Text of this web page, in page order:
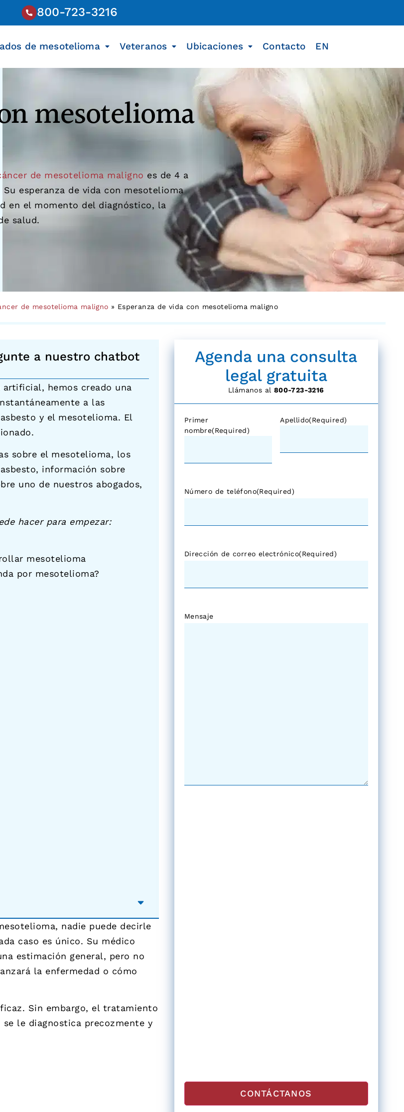
800-723-3216
de mesotelioma Veteranos Ubicaciones Contacto EN
mesotelioma
de mesotelioma maligno es de 4 a
esperanza de vida con mesotelioma
en el momento del diagnóstico, la
salud.
de mesotelioma maligno » Esperanza de vida con mesotelioma maligno
a nuestro chatbot
hemos creado una
a las
y el mesotelioma. El
sobre el mesotelioma, los
información sobre
uno de nuestros abogados,
hacer para empezar:
mesotelioma
por mesotelioma?
nadie puede decirle
caso es único. Su médico
estimación general, pero no
la enfermedad o cómo
Sin embargo, el tratamiento
le diagnostica precozmente y
Agenda una consulta
legal gratuita
Llámanos al 800-723-3216
Primer
nombre(Required)
Apellido(Required)
Número de teléfono(Required)
Dirección de correo electrónico(Required)
Mensaje